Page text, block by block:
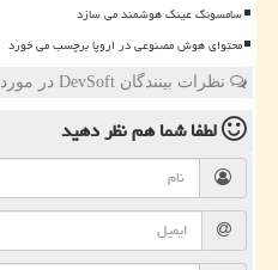
سامسونگ عینک هوشمند می سازد
محتوای هوش مصنوعی در اروپا برچسب می خورد
نظرات بینندگان DevSoft در مورد این مطلب
لطفا شما همنظر دهید